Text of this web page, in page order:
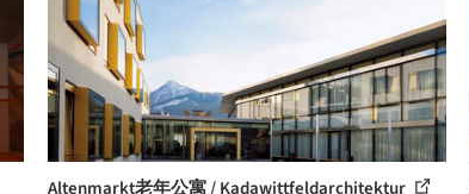
Altenmarkt老年公寓 / Kadawittfeldarchitektur